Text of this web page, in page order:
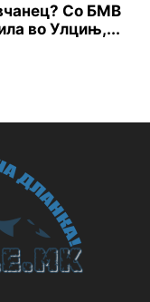
Со БМВ
во Улцињ,...